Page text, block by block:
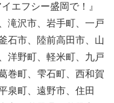
エフシー盛岡で！』
滝沢市、岩手町、一戸
石市、陸前高田市、山
洋野町、軽米町、九戸
巻町、雫石町、西和賀
泉町、遠野市、住田